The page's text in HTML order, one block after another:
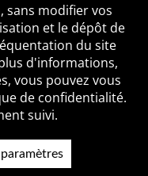
légales
Accessibilité
Contact
sans modifier vos
et le dépôt de
du site
d'informations,
vous pouvez vous
de confidentialité.
suivi.